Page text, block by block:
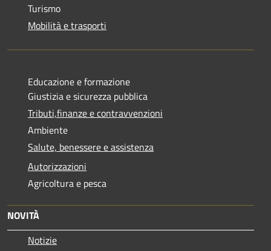
Turismo
Mobilità e trasporti
Educazione e formazione
Giustizia e sicurezza pubblica
Tributi,finanze e contravvenzioni
Ambiente
Salute, benessere e assistenza
Autorizzazioni
Agricoltura e pesca
NOVITÀ
Notizie